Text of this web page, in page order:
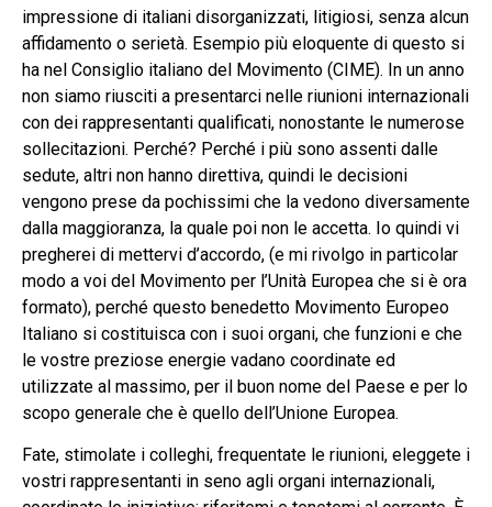
impressione di italiani disorganizzati, litigiosi, senza alcun
affidamento o serietà. Esempio più eloquente di questo si
ha nel Consiglio italiano del Movimento (CIME). In un anno
non siamo riusciti a presentarci nelle riunioni internazionali
con dei rappresentanti qualificati, nonostante le numerose
sollecitazioni. Perché? Perché i più sono assenti dalle
sedute, altri non hanno direttiva, quindi le decisioni
vengono prese da pochissimi che la vedono diversamente
dalla maggioranza, la quale poi non le accetta. Io quindi vi
pregherei di mettervi d’accordo, (e mi rivolgo in particolar
modo a voi del Movimento per l’Unità Europea che si è ora
formato), perché questo benedetto Movimento Europeo
Italiano si costituisca con i suoi organi, che funzioni e che
le vostre preziose energie vadano coordinate ed
utilizzate al massimo, per il buon nome del Paese e per lo
scopo generale che è quello dell’Unione Europea.
Fate, stimolate i colleghi, frequentate le riunioni, eleggete i
vostri rappresentanti in seno agli organi internazionali,